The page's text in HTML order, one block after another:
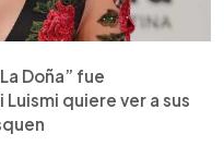
Doña” fue
quiere ver a sus